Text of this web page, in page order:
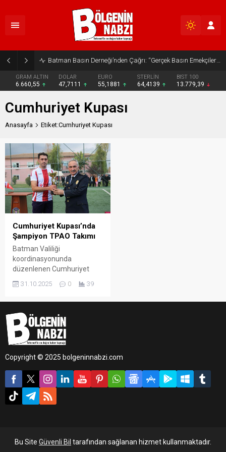
Batman Basın Derneği’nden Çağrı: “Gerçek Basın Emekçileri Desteklenmeli”
GRAM ALTIN
6.660,55
DOLAR
47,7111
EURO
55,1881
STERLİN
64,4139
BIST 100
13.779,39
Cumhuriyet Kupası
Anasayfa Etiket:Cumhuriyet Kupası
Cumhuriyet Kupası’nda
Şampiyon TPAO Takımı
Batman Valiliği
koordinasyonunda
düzenlenen Cumhuriyet
Kupası Turnuvası, 29 Ekim
Cumhuriyet Bayramı
arası iletişimi güçlendirmek
ve sporda şiddete dikkat
çekmek amacıyla hayata
31.10.2025 0 39
Copyright © 2025 bolgeninnabzi.com
Bu Site Güvenli Bil tarafından sağlanan hizmet kullanmaktadır.